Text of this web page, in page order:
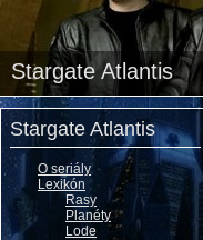
Stargate Atlantis
Stargate Atlantis
O seriály
Lexikón
Rasy
Planéty
Lode